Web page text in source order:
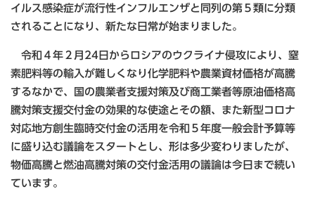
イルス感染症が流行性インフルエンザと同列の第５類に分類
されることになり、新たな日常が始まりました。
令和４年２月24日からロシアのウクライナ侵攻により、窒
素肥料等の輸入が難しくなり化学肥料や農業資材価格が高騰
するなかで、国の農業者支援対策及び商工業者等原油価格高
騰対策支援交付金の効果的な使途とその額、また新型コロナ
対応地方創生臨時交付金の活用を令和５年度一般会計予算等
に盛り込む議論をスタートとし、形は多少変わりましたが、
物価高騰と燃油高騰対策の交付金活用の議論は今日まで続い
ています。